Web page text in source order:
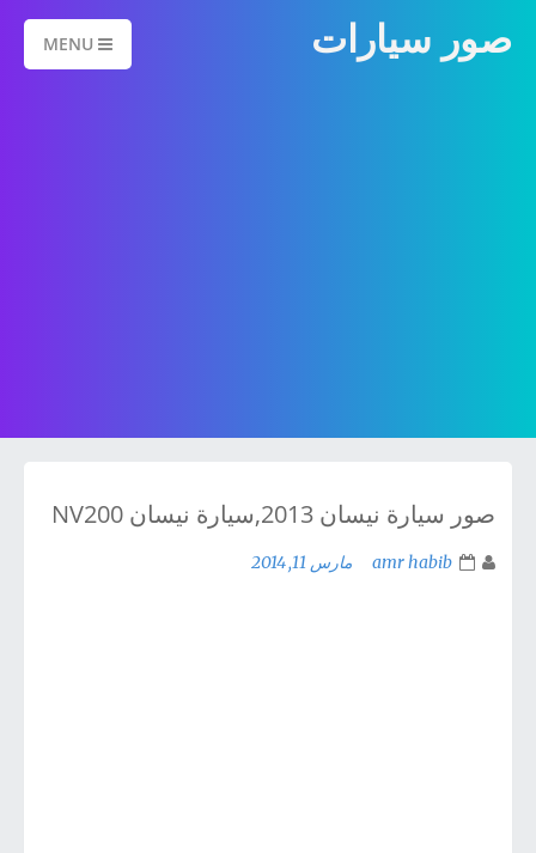
صور سيارات MENU
صور سيارة نيسان 2013,سيارة نيسان NV200
amr habib مارس 11, 2014